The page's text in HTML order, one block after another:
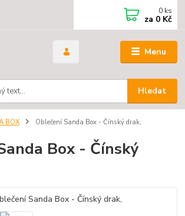
Menu
Hledat
0 ks
za 0 Kč
BOX Oblečení Sanda Box - Čínský drak,
Box - Čínský